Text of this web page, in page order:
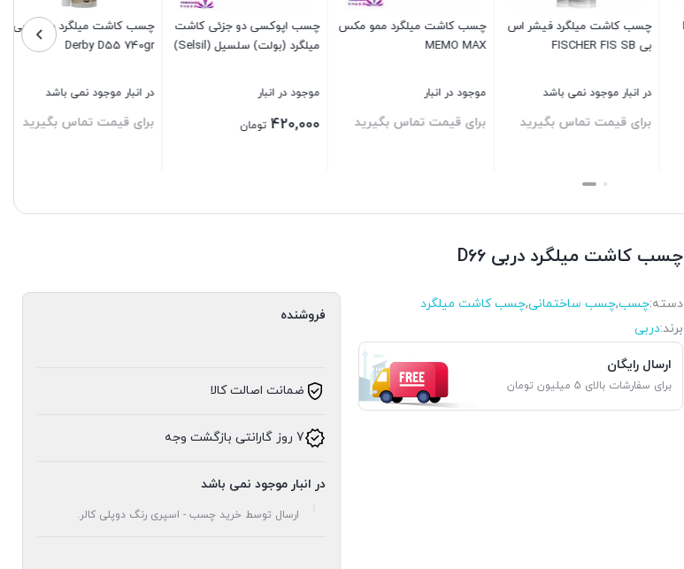
چسب کاشت میلگرد فیشر اس
در انبار موجود نمی باشد
برای قیمت تماس بگیرید
چسب کاشت میلگرد ممو مکس
MEMO MAX
موجود در انبار
برای قیمت تماس بگیرید
چسب اپوکسی دو جزئی کاشت
میلگرد (بولت) سلسیل (Selsil)
موجود در انبار
420,000 تومان
چسب کاشت میلگرد برند دربی
Derby D55 740gr
در انبار موجود نمی باشد
برای قیمت تماس بگیرید
چسب کاشت میلگرد دربی D66
دسته:چسب,چسب ساختمانی,چسب کاشت میلگرد
برند:دربی
ارسال رایگان
برای سفارشات بالای 5 میلیون تومان
فروشنده
ضمانت اصالت کالا
7 روز گارانتی بازگشت وجه
در انبار موجود نمی باشد
ارسال توسط خرید چسب - اسپری رنگ دوپلی کالر.